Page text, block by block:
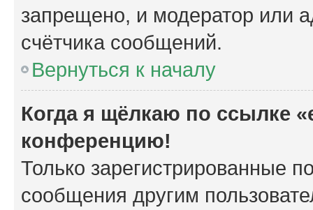
запрещено, и модератор или
счётчика сообщений.
Вернуться к началу
Когда я щёлкаю по ссылке
конференцию!
Только зарегистрированные
сообщения другим